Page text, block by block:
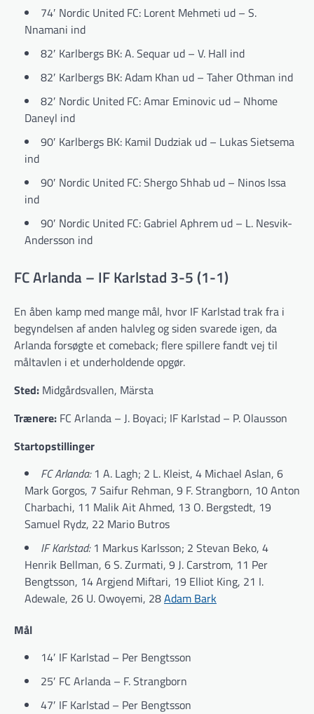
74′ Nordic United FC: Lorent Mehmeti ud – S.
Nnamani ind
82′ Karlbergs BK: A. Sequar ud – V. Hall ind
82′ Karlbergs BK: Adam Khan ud – Taher Othman ind
82′ Nordic United FC: Amar Eminovic ud – Nhome
Daneyl ind
90′ Karlbergs BK: Kamil Dudziak ud – Lukas Sietsema
ind
90′ Nordic United FC: Shergo Shhab ud – Ninos Issa
ind
90′ Nordic United FC: Gabriel Aphrem ud – L. Nesvik-
Andersson ind
FC Arlanda – IF Karlstad 3-5 (1-1)
En åben kamp med mange mål, hvor IF Karlstad trak fra i
begyndelsen af anden halvleg og siden svarede igen, da
Arlanda forsøgte et comeback; flere spillere fandt vej til
måltavlen i et underholdende opgør.
Sted: Midgårdsvallen, Märsta
Trænere: FC Arlanda – J. Boyaci; IF Karlstad – P. Olausson
Startopstillinger
FC Arlanda:1 A. Lagh; 2 L. Kleist, 4 Michael Aslan, 6
Mark Gorgos, 7 Saifur Rehman, 9 F. Strangborn, 10 Anton
Charbachi, 11 Malik Ait Ahmed, 13 O. Bergstedt, 19
Samuel Rydz, 22 Mario Butros
IF Karlstad:1 Markus Karlsson; 2 Stevan Beko, 4
Henrik Bellman, 6 S. Zurmati, 9 J. Carstrom, 11 Per
Bengtsson, 14 Argjend Miftari, 19 Elliot King, 21 I.
Adewale, 26 U. Owoyemi, 28Adam Bark
Mål
14′ IF Karlstad – Per Bengtsson
25′ FC Arlanda – F. Strangborn
47′ IF Karlstad – Per Bengtsson